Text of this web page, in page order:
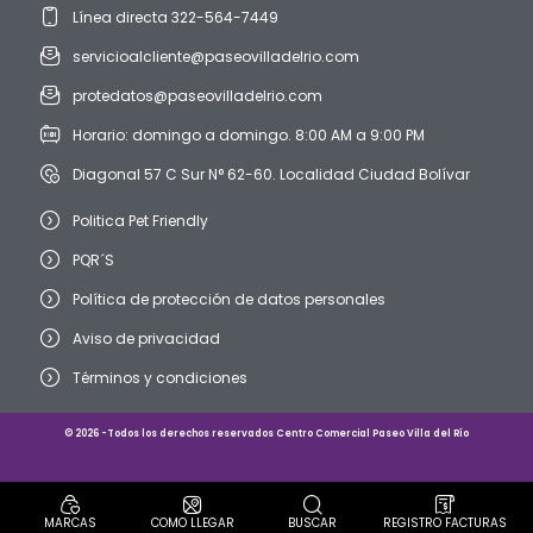
Línea directa 322-564-7449
servicioalcliente@paseovilladelrio.com
protedatos@paseovilladelrio.com
Horario: domingo a domingo. 8:00 AM a 9:00 PM
Diagonal 57 C Sur N° 62-60. Localidad Ciudad Bolívar
Politica Pet Friendly
PQR´S
Política de protección de datos personales
Aviso de privacidad
Términos y condiciones
MARCAS COMO LLEGAR BUSCAR REGISTRO FACTURAS
© 2026 -Todos los derechos reservados Centro Comercial Paseo Villa del Río